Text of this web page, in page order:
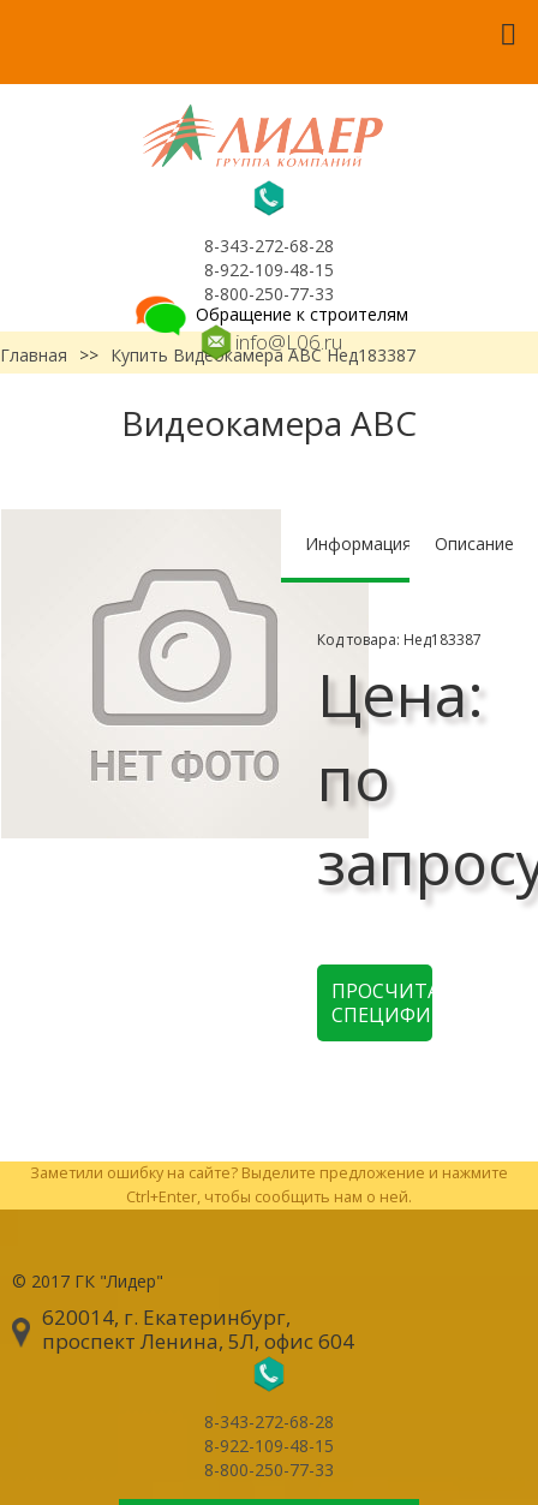
8-343-272-68-28
8-922-109-48-15
8-800-250-77-33
info@L06.ru
Обращение к строителям
Главная
>> Купить Видеокамера АВС Нед183387
Видеокамера АВС
Информация Описание
Код товара: Нед183387
Цена:
по
ПРОСЧИТАТЬ
СПЕЦИФИКАЦИЮ
Заметили ошибку на сайте? Выделите предложение и нажмите
Ctrl+Enter, чтобы сообщить нам о ней.
© 2017 ГК "Лидер"
620014, г. Екатеринбург,
проспект Ленина, 5Л, офис 604
8-343-272-68-28
8-922-109-48-15
8-800-250-77-33